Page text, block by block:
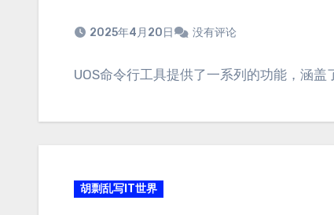
2025年4月20日 没有评论
UOS命令行工具提供了一系列的功能，涵
胡剽乱写IT世界